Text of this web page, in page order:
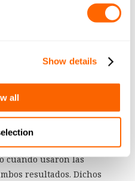
Show details
all
fino en suspensión, ya que
como hacían las
y las vibraciones. Para
medir las mejoras con
Asociación Francesa de
que trabaja
bienestar de sus
en la ropa de los
las carretillas con motor
cuando usaron las
resultados. Dichos